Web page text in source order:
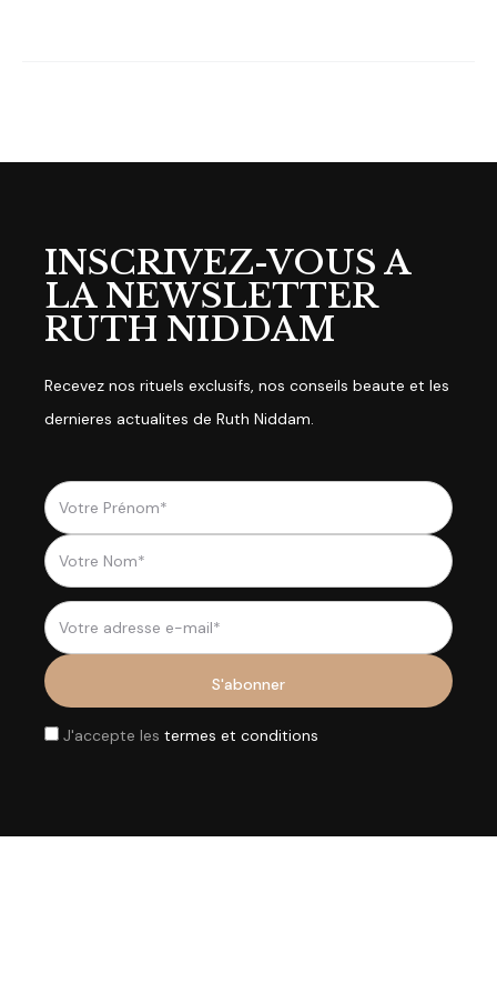
INSCRIVEZ-VOUS A
LA NEWSLETTER
RUTH NIDDAM
Recevez nos rituels exclusifs, nos conseils beaute et les
dernieres actualites de Ruth Niddam.
J'accepte les termes et conditions